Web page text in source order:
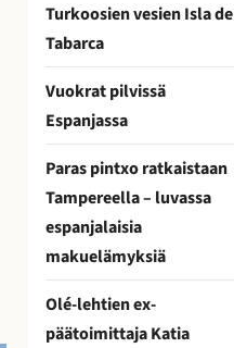
Turkoosien vesien Isla de
Tabarca
Vuokrat pilvissä
Espanjassa
Paras pintxo ratkaistaan
Tampereella – luvassa
espanjalaisia
makuelämyksiä
Olé-lehtien ex-
päätoimittaja Katia